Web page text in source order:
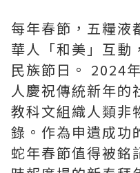
每年春節，五糧液
華人「和美」互動
民族節日。 2024
人慶祝傳統新年的
教科文組織人類非
錄。作為申遺成功
蛇年春節值得被銘